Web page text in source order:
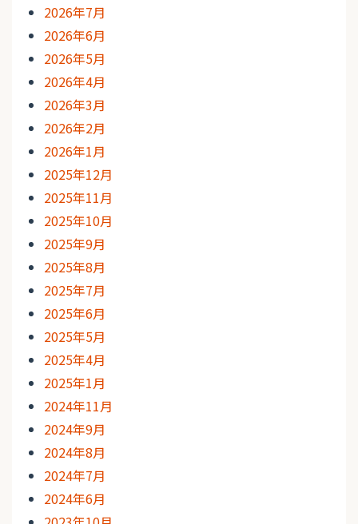
2026年7月
2026年6月
2026年5月
2026年4月
2026年3月
2026年2月
2026年1月
2025年12月
2025年11月
2025年10月
2025年9月
2025年8月
2025年7月
2025年6月
2025年5月
2025年4月
2025年1月
2024年11月
2024年9月
2024年8月
2024年7月
2024年6月